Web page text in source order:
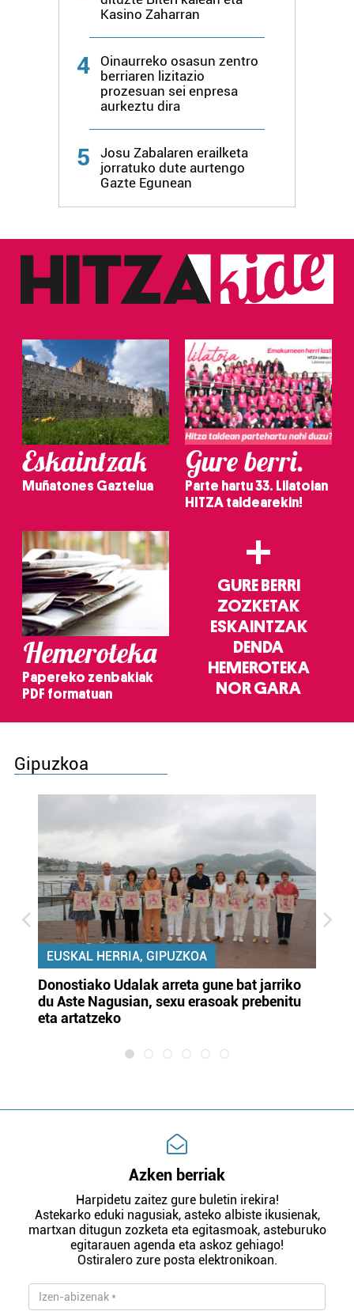
Bazkide batzuek ez dizute baimenik eskatzen, eta beren
interes komertzial legitimoetan babesten dira. Ikusi gure
bazkideen zerrenda, beren ustez zein helburutarako
duten interes legitimoa eta horren aurka nola egin
Lortu zure datu pertsonalak prozesatzeko moduari
buruzko informazio gehiago eta ezarri zure lehentasunak
datuen atalean. Edozein unetan alda edo ken dezakezu
zure baimena Cookieen adierazpenean.
fitxategiak erabiltzen ditu. Zure esperientzia eta
zerbitzuak hobetzeko asmoz, cookie teknologiaz
baliatzen gara. Ohar hau onartuz gero, teknologia hori
irakurri
Kasino Zaharran
4
Oinaurreko osasun zentro
berriaren lizitazio
prozesuan sei enpresa
aurkeztu dira
5
Josu Zabalaren erailketa
jorratuko dute aurtengo
Gazte Egunean
Eskaintzak
Muñatones Gaztelua
Gure berri.
Parte hartu 33. Lilatoian
HITZA taldearekin!
Hemeroteka
Papereko zenbakiak
PDF formatuan
+
GURE BERRI
ZOZKETAK
ESKAINTZAK
DENDA
HEMEROTEKA
NOR GARA
Gipuzkoa
EUSKAL HERRIA, GIPUZKOA
Donostiako Udalak arreta gune bat jarriko
du Aste Nagusian, sexu erasoak prebenitu
eta artatzeko
Azken berriak
Harpidetu zaitez gure buletin irekira!
Astekarko eduki nagusiak, asteko albiste ikusienak,
martxan ditugun zozketa eta egitasmoak, asteburuko
egitarauen agenda eta askoz gehiago!
Ostiralero zure posta elektronikoan.